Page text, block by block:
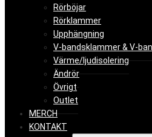
Rörböjar
Rörklammer
Upphängning
V-bandsklammer & V-
Värme/ljudisolering
Ändrör
Övrigt
Outlet
MERCH
KONTAKT